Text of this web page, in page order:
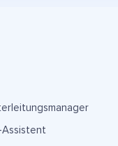
Assistent